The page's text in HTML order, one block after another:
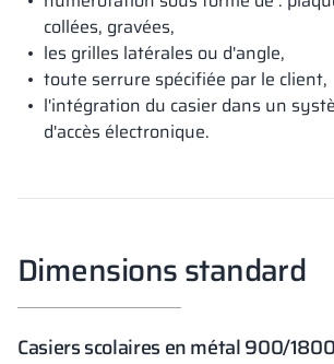
collées, gravées,
les grilles latérales ou d'angle,
toute serrure spécifiée par le client,
l'intégration du casier dans un
d'accès électronique.
Dimensions standard
Casiers scolaires en métal 900/